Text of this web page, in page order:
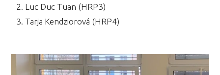
Luc Duc Tuan (HRP3)
Tarja Kendziorová (HRP4)